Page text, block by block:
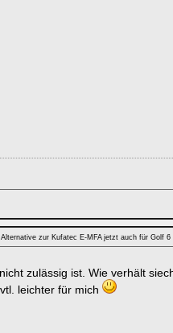
zur Kufatec E-MFA jetzt auch für Golf
zulässig ist. Wie verhält
leichter für mich